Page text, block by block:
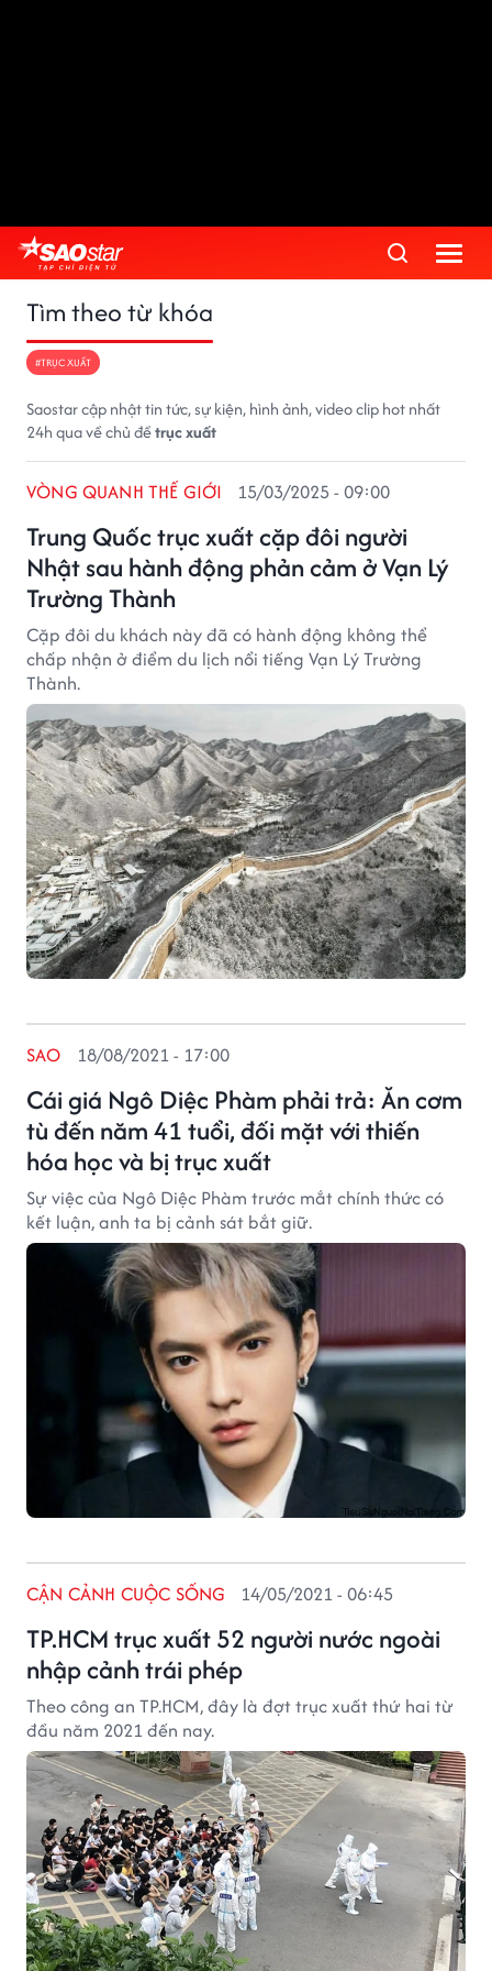
Tìm theo từ khóa
#TRỤC XUẤT
Saostar cập nhật tin tức, sự kiện, hình ảnh, video clip hot nhất
24h qua về chủ đềtrục xuất
Trung Quốc trục xuất cặp đôi người
Nhật sau hành động phản cảm ở Vạn Lý
Trường Thành
VÒNG QUANH THẾ GIỚI 15/03/2025 - 09:00
Cặp đôi du khách này đã có hành động không thể
chấp nhận ở điểm du lịch nổi tiếng Vạn Lý Trường
Thành.
Cái giá Ngô Diệc Phàm phải trả: Ăn cơm
tù đến năm 41 tuổi, đối mặt với thiến
hóa học và bị trục xuất
SAO 18/08/2021 - 17:00
Sự việc của Ngô Diệc Phàm trước mắt chính thức có
kết luận, anh ta bị cảnh sát bắt giữ.
TP.HCM trục xuất 52 người nước ngoài
nhập cảnh trái phép
CẬN CẢNH CUỘC SỐNG 14/05/2021 - 06:45
Theo công an TP.HCM, đây là đợt trục xuất thứ hai từ
đầu năm 2021 đến nay.